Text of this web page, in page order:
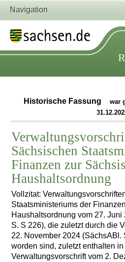
Navigation
Historische Fassung
war
Sächsischen
Finanzen zur
Haushaltsordnung
Vollzitat:
Staatsministeriums der
Haushaltsordnung vom 27. Juni
S. S 226), die zuletzt durch die
22. November 2024 (SächsABl.
worden sind, zuletzt enthalten in
Verwaltungsvorschrift vom 2.